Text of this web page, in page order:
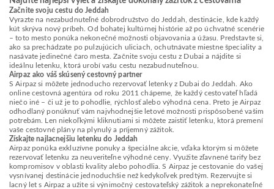
Začnite svoju cestu do Jeddah
Vyrazte na nezabudnuteľné dobrodružstvo do Jeddah, destinácie, kde každý
kút skrýva nový príbeh. Od bohatej kultúrnej histórie až po úchvatné scenérie
– toto mesto ponúka nekonečné možnosti objavovania a úžasu. Predstavte si,
ako sa prechádzate po pulzujúcich uliciach, ochutnávate miestne špeciality a
nasávate jedinečné čaro mesta. Začnite svoju cestu z Dubai a nájdite si
ideálnu letenku, ktorá urobí vašu cestu nezabudnuteľnou.
Airpaz ako váš skúsený cestovný partner
S Airpaz si môžete jednoducho rezervovať letenky z Dubai do Jeddah. Ako
online cestovná agentúra od roku 2011 chápeme, že každý cestovateľ hľadá
niečo iné – či už je to pohodlie, rýchlosť alebo výhodná cena. Preto je Airpaz
odhodlaný ponúknuť vám najvhodnejšie letové možnosti prispôsobené vašim
potrebám. Len niekoľkými kliknutiami si môžete zaistiť letenku, ktorá premení
vaše cestovné plány na plynulý a príjemný zážitok.
Získajte najlacnejšiu letenku do Jeddah
Airpaz ponúka exkluzívne ponuky a špeciálne akcie, vďaka ktorým si môžete
rezervovať letenku za neuveriteľne výhodné ceny. Využite zľavnené tarify bez
kompromisov v oblasti kvality alebo pohodlia. S Airpaz je cestovanie do vašej
vysnívanej destinácie jednoduchšie než kedykoľvek predtým. Rezervujte si
lacný let s Airpaz a užite si výnimočný cestovateľský zážitok a neprekonateľné